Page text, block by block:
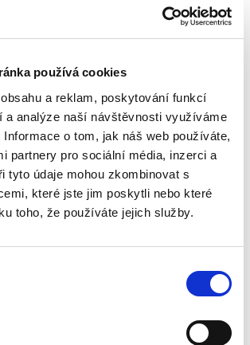
používá cookies
a reklam, poskytování funkcí
a analýze naší návštěvnosti využíváme
o tom, jak náš web používáte,
partnery pro sociální média, inzerci a
tyto údaje mohou zkombinovat s
které jste jim poskytli nebo které
toho, že používáte jejich služby.
Ondřej Moravec,Dana Ondrejová
Kč
člověka působí denně z různých
jí znamená uniknout z
nabízených produktů a služeb, je